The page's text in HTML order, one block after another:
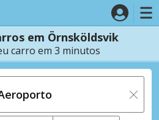
em Örnsköldsvik
carro em 3 minutos